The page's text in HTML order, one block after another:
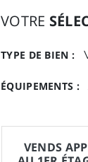
VOTRE
TYPE DE BIEN :
ÉQUIPEMENTS :
VENDS